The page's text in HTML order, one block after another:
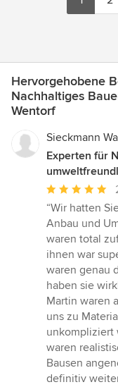
Hervorgehobene
Nachhaltiges
Wentorf
Sieckmann
Experten für
Bewertung:
5
von
5
Sternen
“Wir hatten
Anbau und
waren total
ihnen war
waren genau
haben sie
Martin waren
uns zu
unkompliziert
waren
Bausen
definitiv